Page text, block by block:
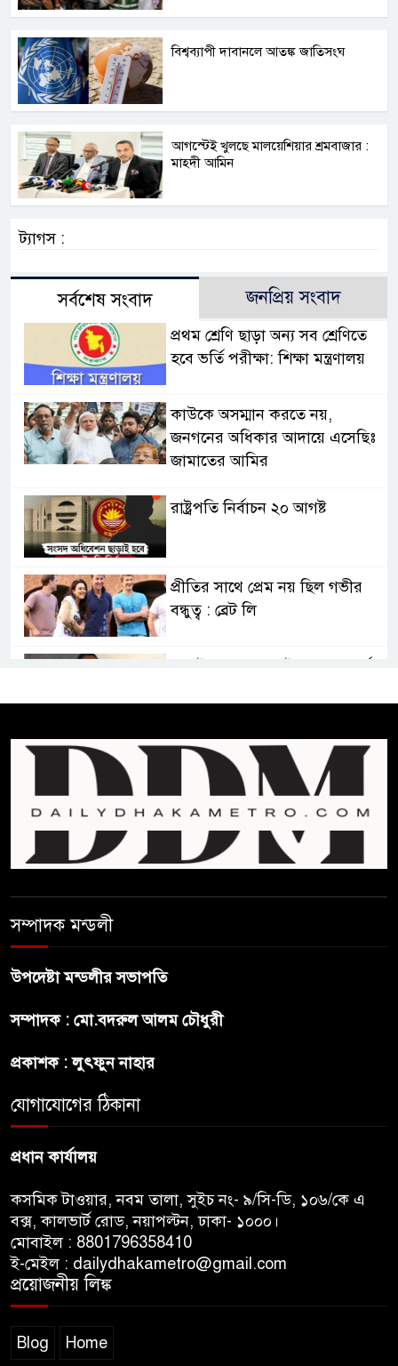
বিশ্বব্যাপী দাবানলে আতঙ্ক জাতিসংঘ
আগস্টেই খুলছে মালয়েশিয়ার শ্রমবাজার :
মাহদী আমিন
ট্যাগস :
সর্বশেষ সংবাদ জনপ্রিয় সংবাদ
প্রথম শ্রেণি ছাড়া অন্য সব শ্রেণিতে
হবে ভর্তি পরীক্ষা: শিক্ষা মন্ত্রণালয়
কাউকে অসম্মান করতে নয়,
জনগনের অধিকার আদায়ে এসেছিঃ
জামাতের আমির
রাষ্ট্রপতি নির্বাচন ২০ আগষ্ট
প্রীতির সাথে প্রেম নয় ছিল গভীর
বন্ধুত্ব : ব্রেট লি
আমরা যদি বলি জুলাই কার, তাহলে
তো জুলাই কারওই থাকবে না:
স্বরাষ্ট্রমন্ত্রী
ফ্যাসিবাদ মুক্ত দিবস ৫ আগস্ট
বাংলাদেশে বিনিয়োগ ও দক্ষ শ্রমিক
সম্পাদক মন্ডলী
উপদেষ্টা মন্ডলীর সভাপতি
সম্পাদক : মো.বদরুল আলম চৌধুরী
প্রকাশক : লুৎফুন নাহার
যোগাযোগের ঠিকানা
প্রধান কার্যালয়
কসমিক টাওয়ার, নবম তালা, সুইচ নং- ৯/সি-ডি, ১০৬/কে এ
বক্স, কালভার্ট রোড, নয়াপল্টন, ঢাকা- ১০০০।
মোবাইল : 8801796358410
ই-মেইল : dailydhakametro@gmail.com
প্রয়োজনীয় লিঙ্ক
Blog Home